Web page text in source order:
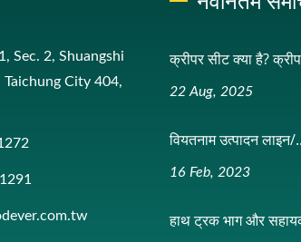
Sec. 2, Shuangshi
City 404,
क्रीपर सीट क्या है?
22 Aug, 2025
वियतनाम उत्पादन लाइन/
16 Feb, 2023
हाथ ट्रक भाग और